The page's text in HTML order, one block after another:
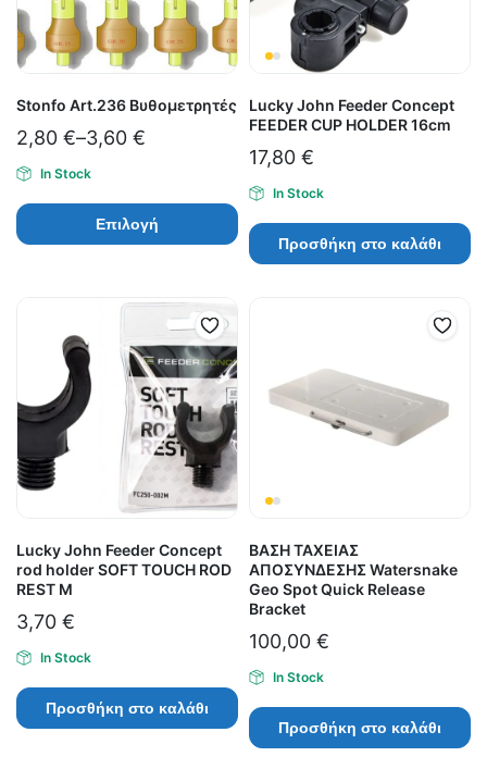
Stonfo Art.236 Βυθομετρητές
2,80 €–3,60 €
In Stock
Επιλογή
Lucky John Feeder Concept
FEEDER CUP HOLDER 16cm
17,80 €
In Stock
Προσθήκη στο καλάθι
Lucky John Feeder Concept
rod holder SOFT TOUCH ROD
REST M
3,70 €
In Stock
Προσθήκη στο καλάθι
ΒΑΣΗ ΤΑΧΕΙΑΣ
ΑΠΟΣΥΝΔΕΣΗΣ Watersnake
Geo Spot Quick Release
Bracket
100,00 €
In Stock
Προσθήκη στο καλάθι